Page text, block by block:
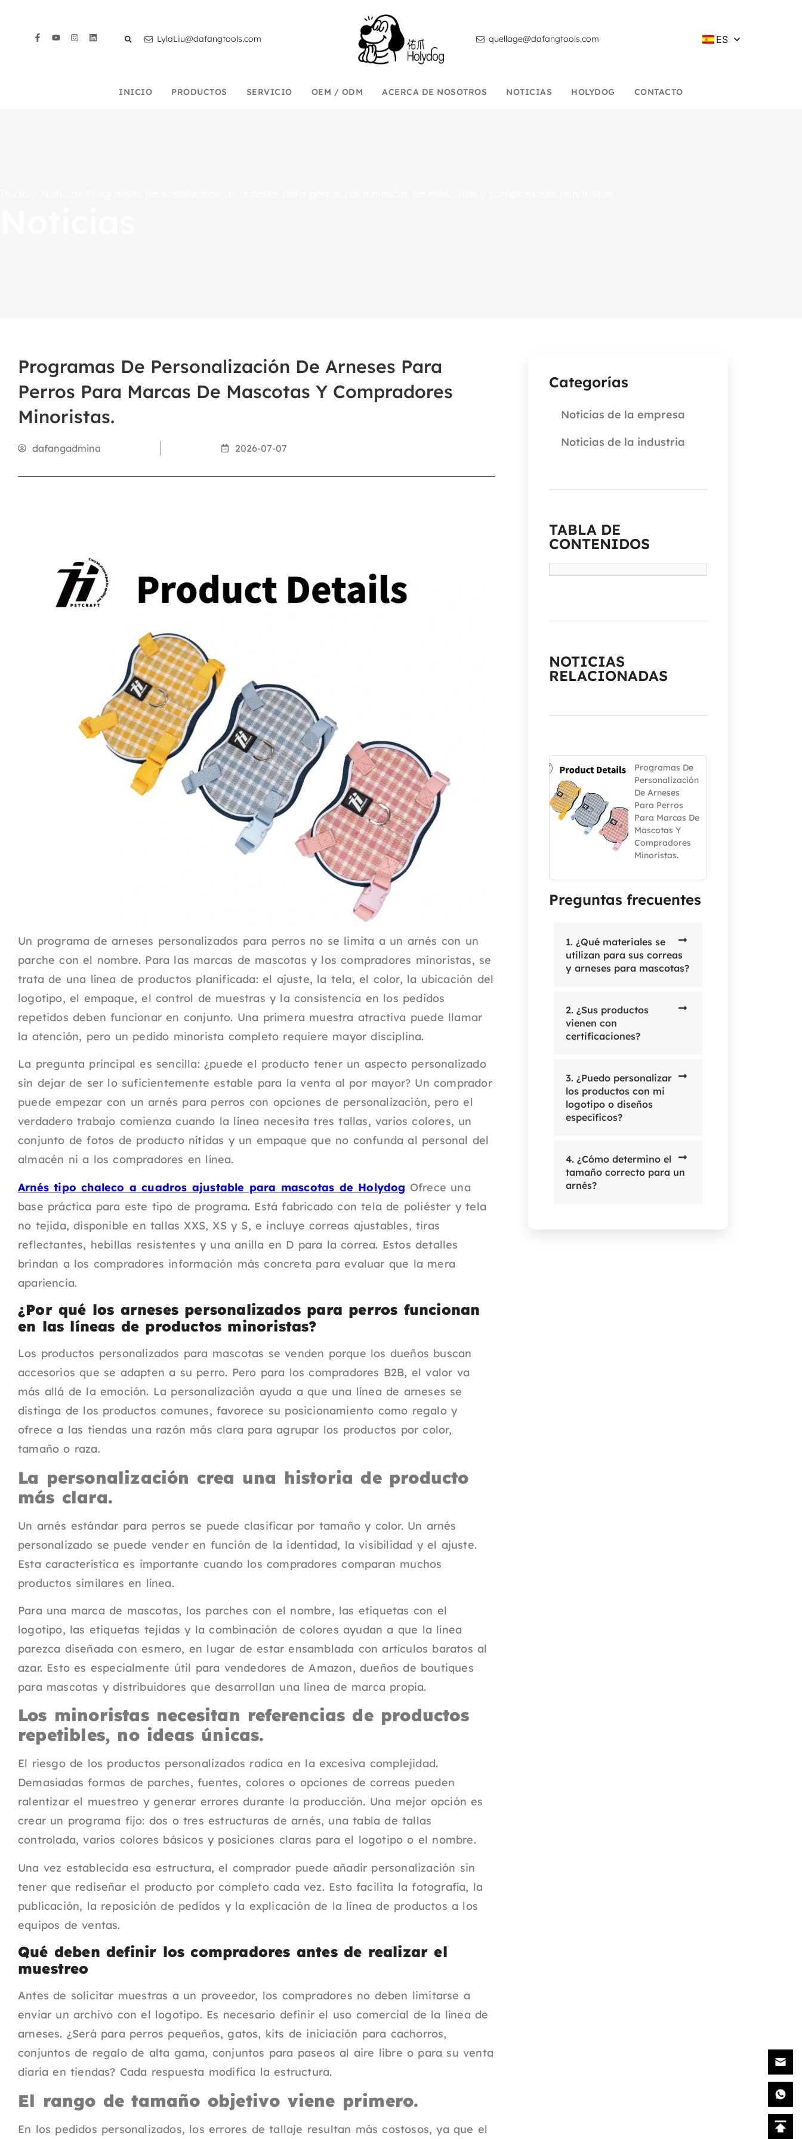
LylaLiu@dafangtools.com quellage@dafangtools.com ES
INICIO PRODUCTOS SERVICIO OEM / ODM ACERCA DE NOSOTROS NOTICIAS HOLYDOG CONTACTO
Programas De Personalización De Arneses Para
Perros Para Marcas De Mascotas Y Compradores
Minoristas.
dafangadmina 2026-07-07
Un programa de arneses personalizados para perros no se limita a un arnés con un
parche con el nombre. Para las marcas de mascotas y los compradores minoristas, se
trata de una línea de productos planificada: el ajuste, la tela, el color, la ubicación del
logotipo, el empaque, el control de muestras y la consistencia en los pedidos
repetidos deben funcionar en conjunto. Una primera muestra atractiva puede llamar
la atención, pero un pedido minorista completo requiere mayor disciplina.
La pregunta principal es sencilla: ¿puede el producto tener un aspecto personalizado
sin dejar de ser lo suficientemente estable para la venta al por mayor? Un comprador
puede empezar con un arnés para perros con opciones de personalización, pero el
verdadero trabajo comienza cuando la línea necesita tres tallas, varios colores, un
conjunto de fotos de producto nítidas y un empaque que no confunda al personal del
almacén ni a los compradores en línea.
Arnés tipo chaleco a cuadros ajustable para mascotas de Holydog Ofrece una
base práctica para este tipo de programa. Está fabricado con tela de poliéster y tela
no tejida, disponible en tallas XXS, XS y S, e incluye correas ajustables, tiras
reflectantes, hebillas resistentes y una anilla en D para la correa. Estos detalles
brindan a los compradores información más concreta para evaluar que la mera
apariencia.
¿Por qué los arneses personalizados para perros funcionan
en las líneas de productos minoristas?
Los productos personalizados para mascotas se venden porque los dueños buscan
accesorios que se adapten a su perro. Pero para los compradores B2B, el valor va
más allá de la emoción. La personalización ayuda a que una línea de arneses se
distinga de los productos comunes, favorece su posicionamiento como regalo y
ofrece a las tiendas una razón más clara para agrupar los productos por color,
tamaño o raza.
La personalización crea una historia de producto
más clara.
Un arnés estándar para perros se puede clasificar por tamaño y color. Un arnés
personalizado se puede vender en función de la identidad, la visibilidad y el ajuste.
Esta característica es importante cuando los compradores comparan muchos
productos similares en línea.
Para una marca de mascotas, los parches con el nombre, las etiquetas con el
logotipo, las etiquetas tejidas y la combinación de colores ayudan a que la línea
parezca diseñada con esmero, en lugar de estar ensamblada con artículos baratos al
azar. Esto es especialmente útil para vendedores de Amazon, dueños de boutiques
para mascotas y distribuidores que desarrollan una línea de marca propia.
Los minoristas necesitan referencias de productos
repetibles, no ideas únicas.
El riesgo de los productos personalizados radica en la excesiva complejidad.
Demasiadas formas de parches, fuentes, colores o opciones de correas pueden
ralentizar el muestreo y generar errores durante la producción. Una mejor opción es
crear un programa fijo: dos o tres estructuras de arnés, una tabla de tallas
controlada, varios colores básicos y posiciones claras para el logotipo o el nombre.
Una vez establecida esa estructura, el comprador puede añadir personalización sin
tener que rediseñar el producto por completo cada vez. Esto facilita la fotografía, la
publicación, la reposición de pedidos y la explicación de la línea de productos a los
equipos de ventas.
Qué deben definir los compradores antes de realizar el
muestreo
Antes de solicitar muestras a un proveedor, los compradores no deben limitarse a
enviar un archivo con el logotipo. Es necesario definir el uso comercial de la línea de
arneses. ¿Será para perros pequeños, gatos, kits de iniciación para cachorros,
conjuntos de regalo de alta gama, conjuntos para paseos al aire libre o para su venta
diaria en tiendas? Cada respuesta modifica la estructura.
El rango de tamaño objetivo viene primero.
En los pedidos personalizados, los errores de tallaje resultan más costosos, ya que el
Categorías
Noticias de la empresa
Noticias de la industria
TABLA DE
CONTENIDOS
NOTICIAS
RELACIONADAS
Programas De
Personalización
De Arneses
Para Perros
Para Marcas De
Mascotas Y
Compradores
Minoristas.
Preguntas frecuentes
1. ¿Qué materiales se
utilizan para sus correas
y arneses para mascotas?
2. ¿Sus productos
vienen con
certificaciones?
3. ¿Puedo personalizar
los productos con mi
logotipo o diseños
específicos?
4. ¿Cómo determino el
tamaño correcto para un
arnés?